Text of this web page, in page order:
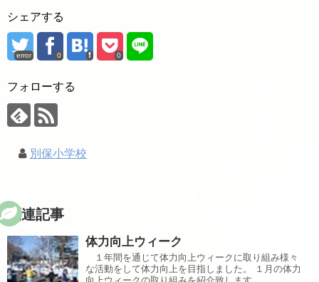
シェアする
error 0 0
フォローする
別保小学校
関連記事
体力向上ウィーク
１年間を通じて体力向上ウィークに取り組み様々
な活動をして体力向上を目指しました。 １月の体力